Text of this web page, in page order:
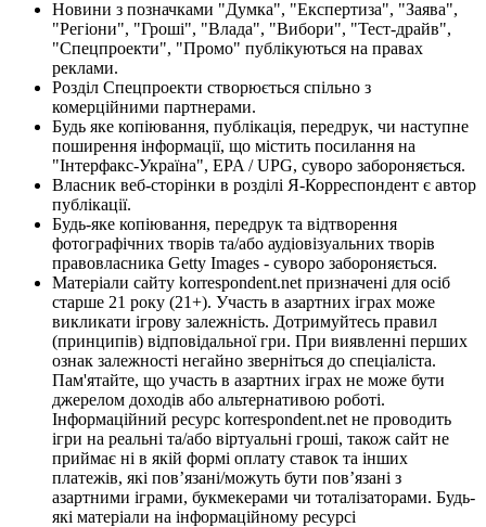
Новини з позначками "Думка", "Експертиза", "Заява",
"Регіони", "Гроші", "Влада", "Вибори", "Тест-драйв",
"Спецпроекти", "Промо" публікуються на правах
реклами.
Розділ Спецпроекти створюється спільно з
комерційними партнерами.
Будь яке копіювання, публікація, передрук, чи наступне
поширення інформації, що містить посилання на
"Інтерфакс-Україна", EPA / UPG, суворо забороняється.
Власник веб-сторінки в розділі Я-Корреспондент є автор
публікації.
Будь-яке копіювання, передрук та відтворення
фотографічних творів та/або аудіовізуальних творів
правовласника Getty Images - суворо забороняється.
Матеріали сайту korrespondent.net призначені для осіб
старше 21 року (21+). Участь в азартних іграх може
викликати ігрову залежність. Дотримуйтесь правил
(принципів) відповідальної гри. При виявленні перших
ознак залежності негайно зверніться до спеціаліста.
Пам'ятайте, що участь в азартних іграх не може бути
джерелом доходів або альтернативою роботі.
Інформаційний ресурс korrespondent.net не проводить
ігри на реальні та/або віртуальні гроші, також сайт не
приймає ні в якій формі оплату ставок та інших
платежів, які пов’язані/можуть бути пов’язані з
азартними іграми, букмекерами чи тоталізаторами. Будь-
які матеріали на інформаційному ресурсі